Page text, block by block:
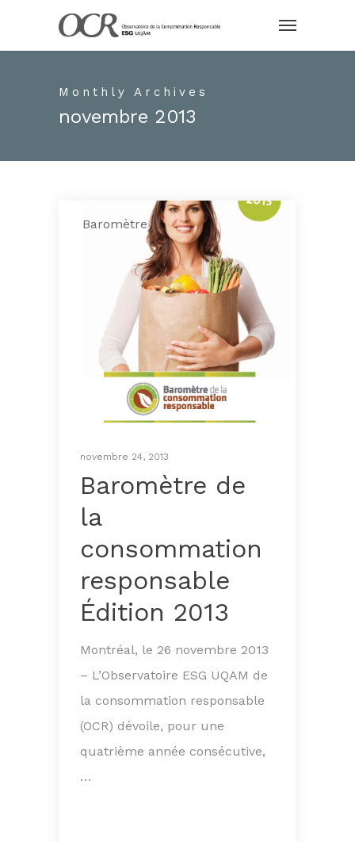
Monthly Archives
novembre 2013
Baromètre
novembre 24, 2013
Baromètre de
la
consommation
responsable
Édition 2013
Montréal, le 26 novembre 2013
– L’Observatoire ESG UQAM de
la consommation responsable
(OCR) dévoile, pour une
quatrième année consécutive,
…